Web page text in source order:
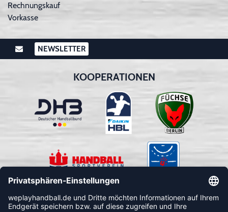
Rechnungskauf
Vorkasse
NEWSLETTER
KOOPERATIONEN